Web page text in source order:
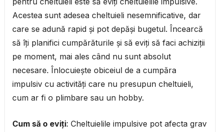
Acestea sunt adesea cheltuieli nesemnificative, dar
care se adună rapid și pot depăși bugetul. Încearcă
să îți planifici cumpărăturile și să eviți să faci achiziții
pe moment, mai ales când nu sunt absolut
necesare. Înlocuiește obiceiul de a cumpăra
impulsiv cu activități care nu presupun cheltuieli,
cum ar fi o plimbare sau un hobby.
Cum să o eviți: Cheltuielile impulsive pot afecta grav